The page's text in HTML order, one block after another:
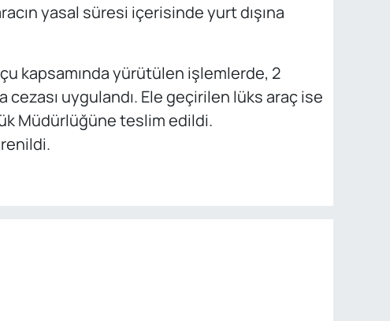
yasal süresi içerisinde yurt dışına
kapsamında yürütülen işlemlerde, 2
cezası uygulandı. Ele geçirilen lüks araç ise
Müdürlüğüne teslim edildi.